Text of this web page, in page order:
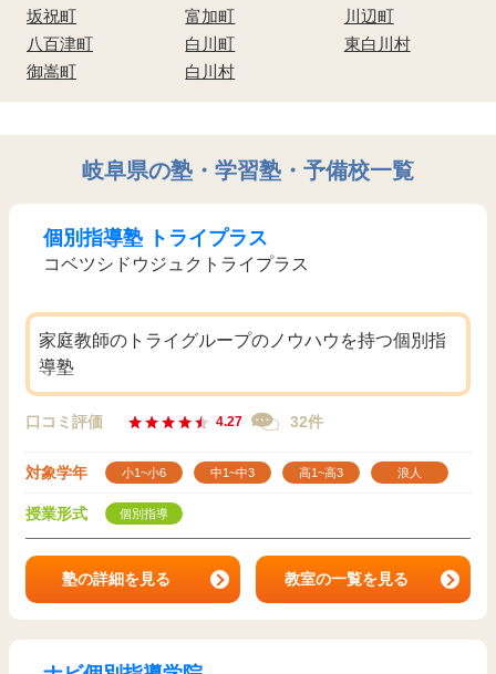
坂祝町
富加町
川辺町
八百津町
白川町
東白川村
御嵩町
白川村
岐阜県の塾・学習塾・予備校一覧
個別指導塾 トライプラス
コベツシドウジュクトライプラス
家庭教師のトライグループのノウハウを持つ個別指
導塾
口コミ評価 4.27 32件
対象学年 小1~小6 中1~中3 高1~高3 浪人
授業形式 個別指導
塾の詳細を見る 教室の一覧を見る